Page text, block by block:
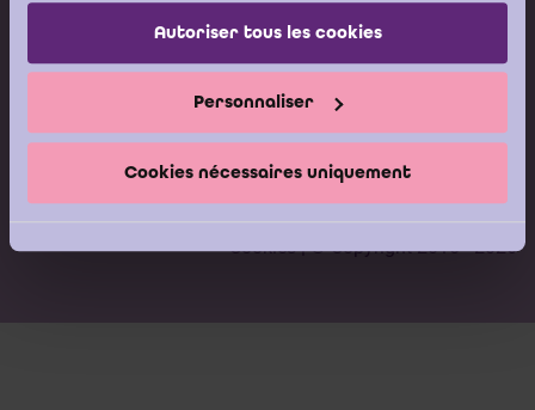
services.
Autoriser tous les cookies
Personnaliser
Cookies nécessaires uniquement
Cookies| © Copyright 2016 - 2026